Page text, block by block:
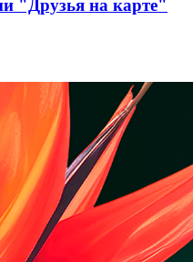
"Друзья на карте"